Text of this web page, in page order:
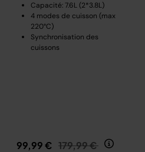
Capacité: 7.6L (2*3.8L)
4 modes de cuisson (max
220°C)
Synchronisation des
cuissons
99,99 € Prix réduit de
179,99 € au